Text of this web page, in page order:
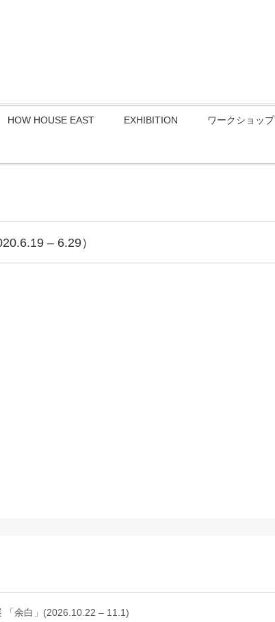
HOW HOUSE EAST EXHIBITION ワークショップ
– 6.29）
「余白」(2026.10.22 – 11.1)